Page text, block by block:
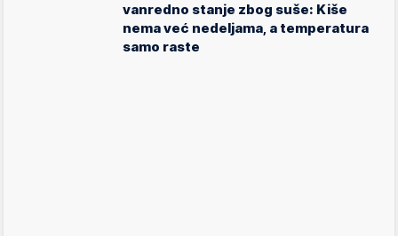
vanredno stanje zbog suše: Kiše
nema već nedeljama, a temperatura
samo raste